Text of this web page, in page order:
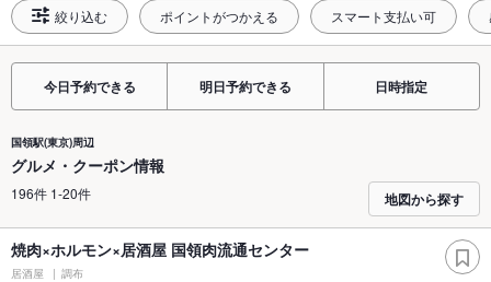
絞り込む ポイントがつかえる スマート支払い可
今日予約できる 明日予約できる 日時指定
国領駅(東京)周辺
グルメ・クーポン情報
196件 1-20件 地図から探す
焼肉×ホルモン×居酒屋 国領肉流通センター
居酒屋 調布